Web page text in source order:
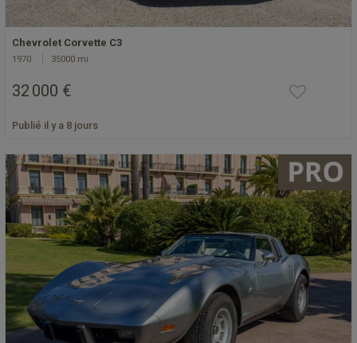
Chevrolet Corvette C3
1970 35000 mi
32 000 €
Publié il y a 8 jours